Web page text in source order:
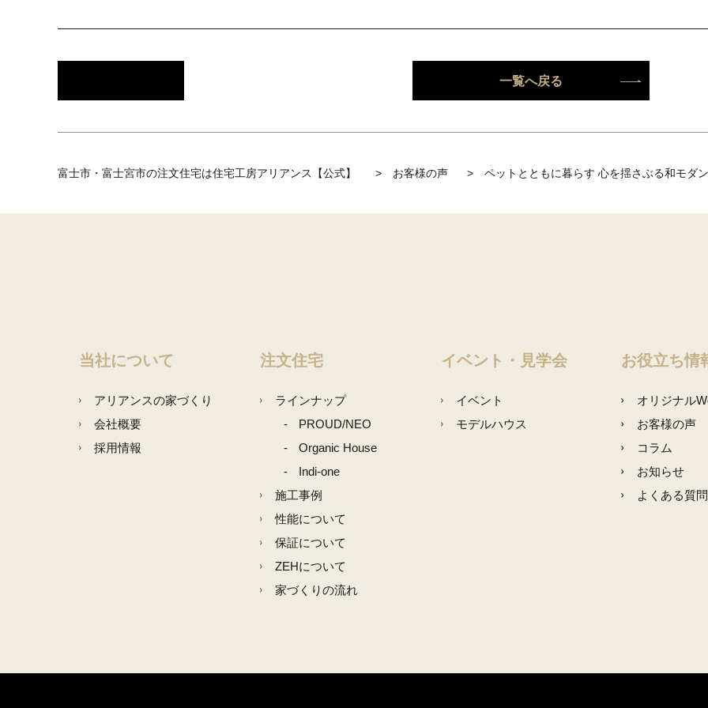
一覧へ戻る
富士市・富士宮市の注文住宅は住宅工房アリアンス【公式】 > お客様の声 > ペットとともに暮らす 心を揺さぶる和モダ
当社について
アリアンスの家づくり
会社概要
採用情報
注文住宅
ラインナップ
PROUD/NEO
Organic House
Indi-one
施工事例
性能について
保証について
ZEHについて
家づくりの流れ
イベント・見学会
イベント
モデルハウス
お役立ち情
オリジナル
お客様の声
コラム
お知らせ
よくある質問